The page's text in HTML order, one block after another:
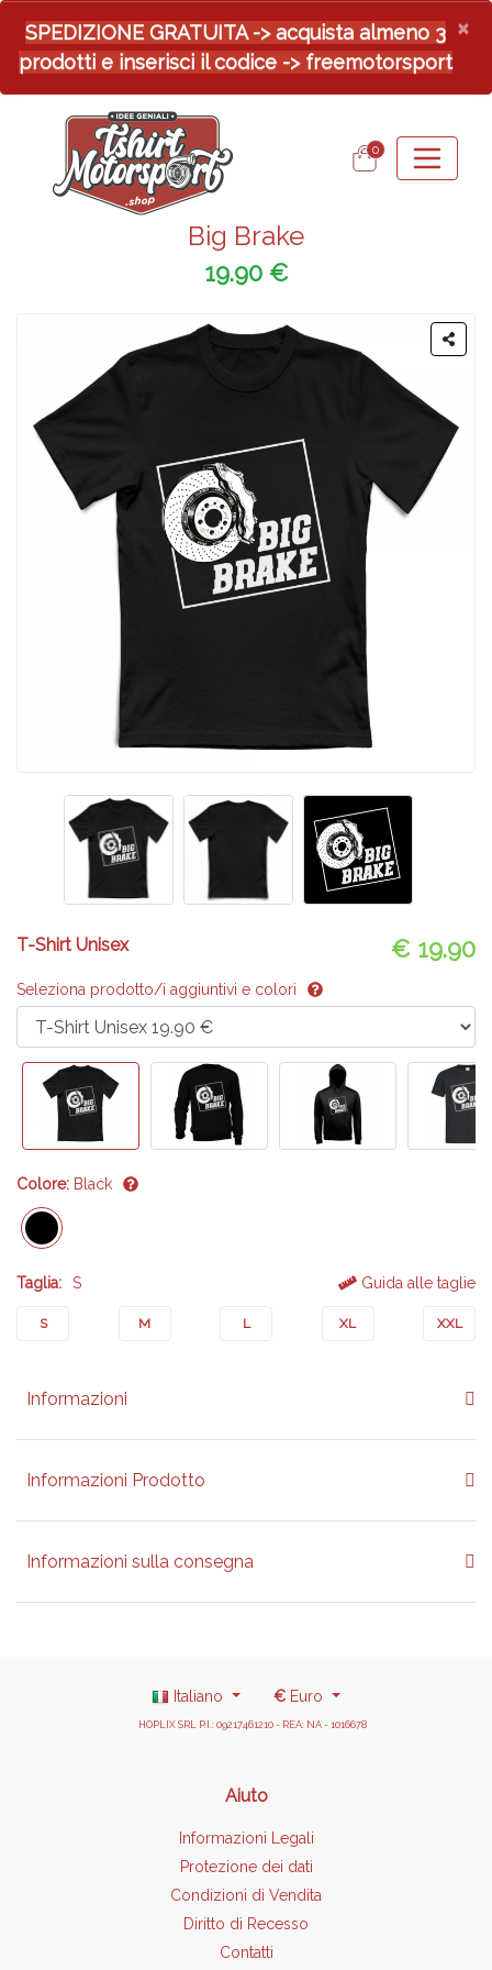
SPEDIZIONE GRATUITA -> acquista almeno 3
prodotti e inserisci il codice -> freemotorsport
×
0
Big Brake
19.90 €
T-Shirt Unisex € 19.90
Seleziona prodotto/i aggiuntivi e colori
Colore: Black
Taglia: S Guida alle taglie
S M L XL XXL
Informazioni
Informazioni Prodotto
Informazioni sulla consegna
Italiano € Euro
HOPLIX SRL P.I.: 09217461210 - REA: NA - 1016678
Aiuto
Informazioni Legali
Protezione dei dati
Condizioni di Vendita
Diritto di Recesso
Contatti